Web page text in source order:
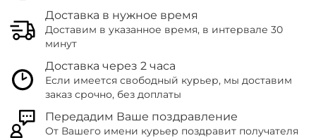
Доставка в нужное время
Доставим в указанное время, в интервале 30
минут
Доставка через 2 часа
Если имеется свободный курьер, мы доставим
заказ срочно, без доплаты
Передадим Ваше поздравление
От Вашего имени курьер поздравит получателя